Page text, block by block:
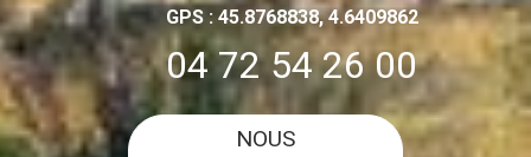
GPS : 45.8768838, 4.6409862
04 72 54 26 00
NOUS